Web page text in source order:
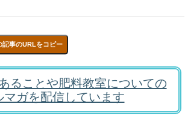
記事のURLをコピー
ることや肥料教室についての
マガを配信しています